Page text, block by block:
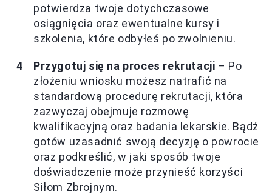
potwierdza twoje dotychczasowe
osiągnięcia oraz ewentualne kursy i
szkolenia, które odbyłeś po zwolnieniu.
Przygotuj się na proces rekrutacji – Po
złożeniu wniosku możesz natrafić na
standardową procedurę rekrutacji, która
zazwyczaj obejmuje rozmowę
kwalifikacyjną oraz badania lekarskie. Bądź
gotów uzasadnić swoją decyzję o powrocie
oraz podkreślić, w jaki sposób twoje
doświadczenie może przynieść korzyści
Siłom Zbrojnym.